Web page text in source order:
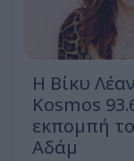
Η Βίκυ
Kosmos
εκπομπή
Αδάμ